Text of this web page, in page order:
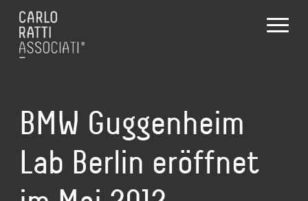
BMW Guggenheim
Lab Berlin eröffnet